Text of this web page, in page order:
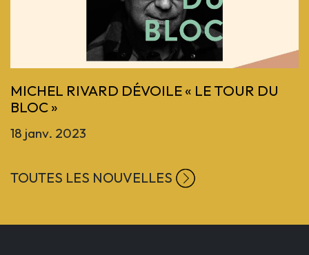
MICHEL RIVARD DÉVOILE « LE TOUR DU
BLOC »
18 janv. 2023
TOUTES LES NOUVELLES